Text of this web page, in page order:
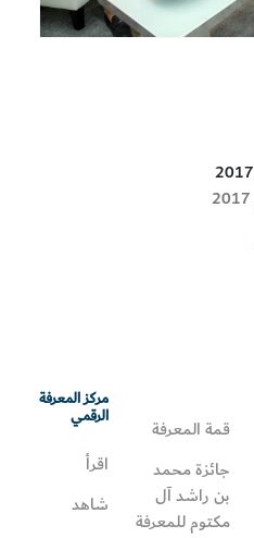
قمة المعرفة
جائزة محمد
بن راشد آل
مكتوم للمعرفة
مركز المعرفة
الرقمي
اقرأ
شاهد